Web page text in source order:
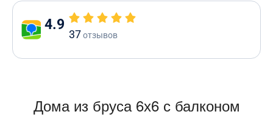
4.9
37отзывов
Дома из бруса 6х6 с балконом